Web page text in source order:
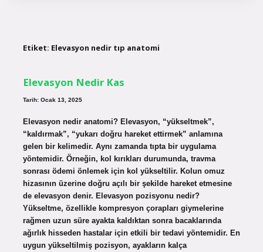
Etiket: Elevasyon nedir tıp anatomi
Elevasyon Nedir Kas
Tarih: Ocak 13, 2025
Elevasyon nedir anatomi? Elevasyon, “yükseltmek”,
“kaldırmak”, “yukarı doğru hareket ettirmek” anlamına
gelen bir kelimedir. Aynı zamanda tıpta bir uygulama
yöntemidir. Örneğin, kol kırıkları durumunda, travma
sonrası ödemi önlemek için kol yükseltilir. Kolun omuz
hizasının üzerine doğru açılı bir şekilde hareket etmesine
de elevasyon denir. Elevasyon pozisyonu nedir?
Yükseltme, özellikle kompresyon çorapları giymelerine
rağmen uzun süre ayakta kaldıktan sonra bacaklarında
ağırlık hisseden hastalar için etkili bir tedavi yöntemidir. En
uygun yükseltilmiş pozisyon, ayakların kalça